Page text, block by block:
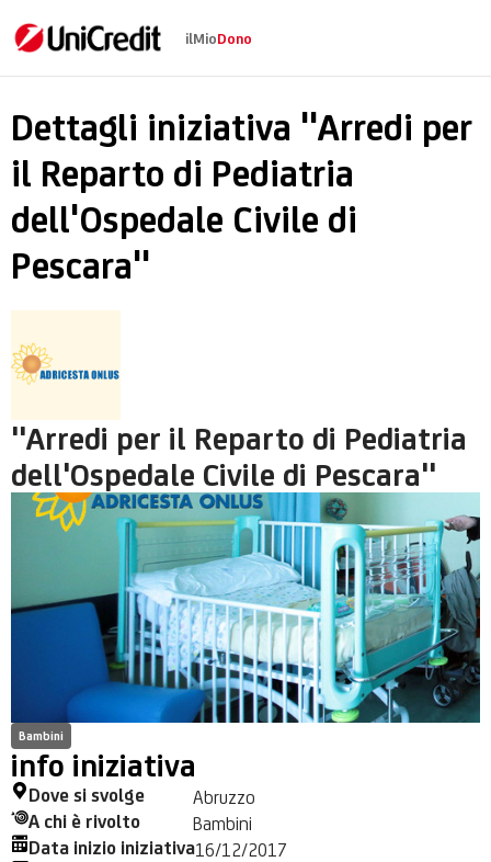
"Arredi per il
ilMioDono
Dettagli iniziativa "Arredi per
il Reparto di Pediatria
dell'Ospedale Civile di
Pescara"
"Arredi per il Reparto di Pediatria
dell'Ospedale Civile di Pescara"
Bambini
info iniziativa
Dove si svolge Abruzzo
A chi è rivolto Bambini
Data inizio iniziativa16/12/2017